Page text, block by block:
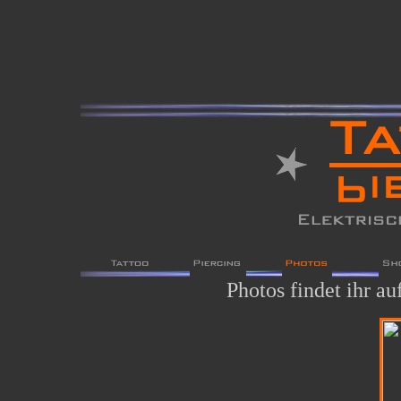
Photos findet ihr